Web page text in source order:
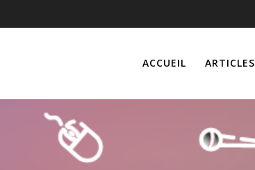
ACCUEIL ARTICLES